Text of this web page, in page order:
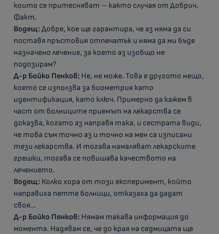
които се притесняват – както случая от Добрич.
Факт.
Водещ:Добре, кое ще гарантира, че аз няма да си
поставя пръстовия отпечатък и няма да ми бъде
назначено лечение, за което аз изобщо не
подозирам?
Д-р Бойко Пенков: Не, не може. Това е другото нещо,
което се използва за биометрия като
идентификация, като ключ. Примерно да кажем в
част от болниците приемът на лекарства се
доказва, когато аз направя така, и сестрата види,
че това съм точно аз и точно на мен са изписани
тези лекарства. И тогава намаляват лекарските
грешки, тогава се повишава качеството на
лечението.
Водещ: Колко хора от този експеримент, който
направиха петте болници, отказаха да дадат
своя…
Д-р Бойко Пенков: Нямам такава информация до
момента. Надявам се, че до края на седмицата ще